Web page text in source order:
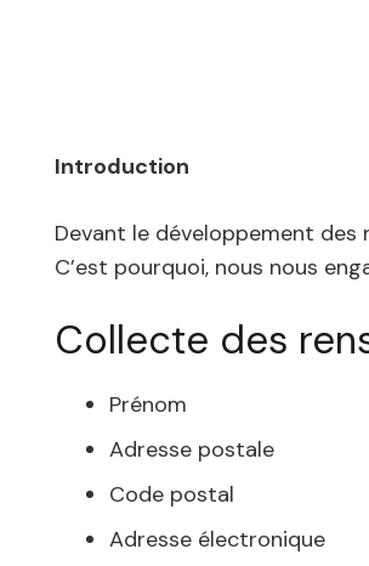
Introduction
Devant le développement
C’est pourquoi, nous nous
Collecte des
Prénom
Adresse postale
Code postal
Adresse électronique